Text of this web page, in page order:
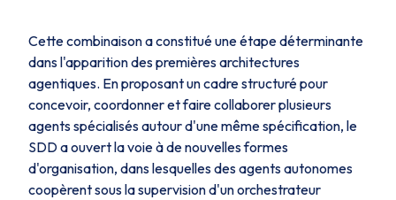
Cette combinaison a constitué une étape déterminante
dans l'apparition des premières architectures
agentiques. En proposant un cadre structuré pour
concevoir, coordonner et faire collaborer plusieurs
agents spécialisés autour d'une même spécification, le
SDD a ouvert la voie à de nouvelles formes
d'organisation, dans lesquelles des agents autonomes
coopèrent sous la supervision d'un orchestrateur